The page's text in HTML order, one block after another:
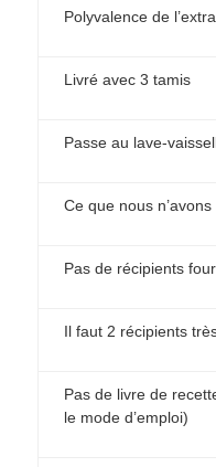
Polyvalence de
Livré avec 3 tamis
Passe au lave-
Ce que nous
Pas de récipients
Il faut 2 récipients
Pas de livre de
le mode d’emploi)